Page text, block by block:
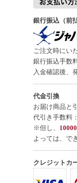
銀行振込（前
ご注文時にい
銀行振込手数
入金確認後、
代金引換
お届け商品と
代引き手数料：
※但し、
よっては、で
クレジットカ